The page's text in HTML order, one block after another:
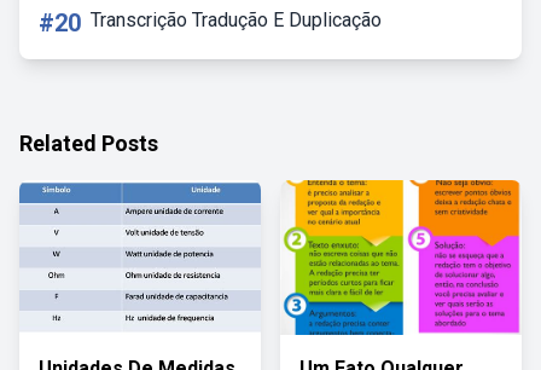
#20 Transcrição Tradução E Duplicação
Related Posts